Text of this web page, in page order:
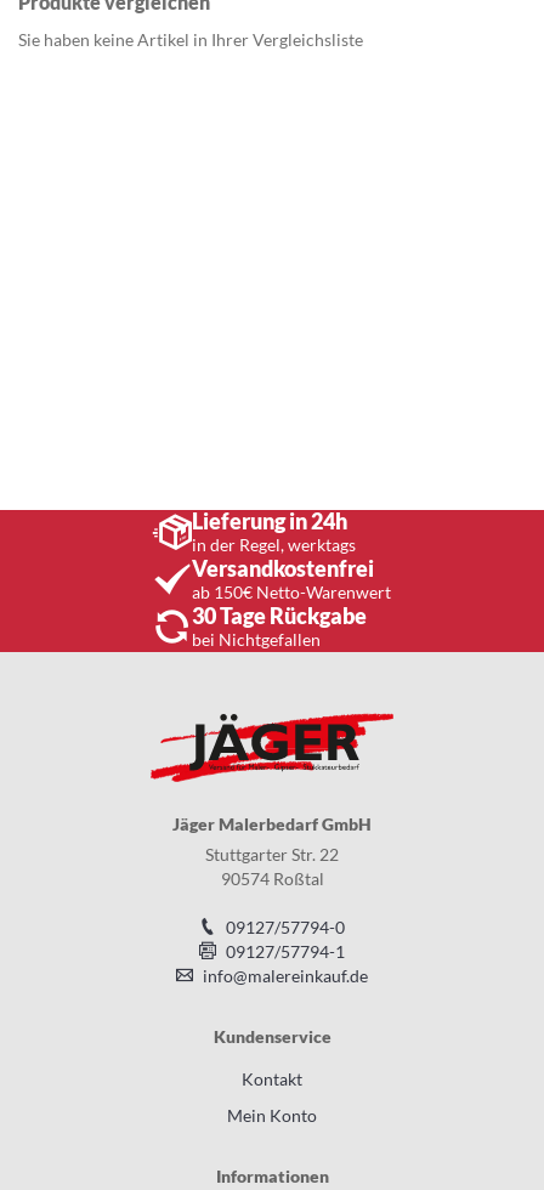
Sie haben keine Artikel in Ihrer Vergleichsliste
Lieferung in 24h
in der Regel, werktags
Versandkostenfrei
ab 150€ Netto-Warenwert
30 Tage Rückgabe
bei Nichtgefallen
Jäger Malerbedarf GmbH
Stuttgarter Str. 22
90574 Roßtal
09127/57794-0
09127/57794-1
info@malereinkauf.de
Kundenservice
Kontakt
Mein Konto
Informationen